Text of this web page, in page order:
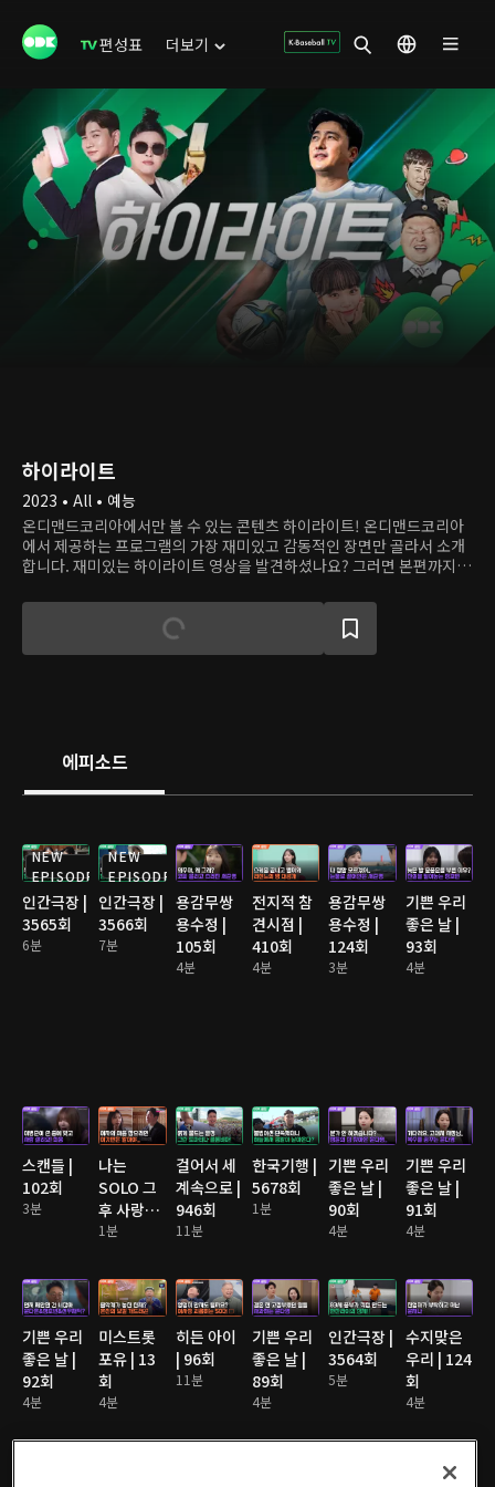
편성표 더보기
하이라이트
2023 • All • 예능
온디맨드코리아에서만 볼 수 있는 콘텐츠 하이라이트! 온디맨드코리아
에서 제공하는 프로그램의 가장 재미있고 감동적인 장면만 골라서 소개
합니다. 재미있는 하이라이트 영상을 발견하셨나요? 그러면 본편까지
에피소드
NEW
EPISODE
인간극장 |
3565회
6분
NEW
EPISODE
인간극장 |
3566회
7분
용감무쌍
용수정 |
105회
4분
전지적 참
견시점 |
410회
4분
용감무쌍
용수정 |
124회
3분
기쁜 우리
좋은 날 |
93회
4분
스캔들 |
102회
3분
나는
SOLO 그
후 사랑은
계속된다
1분
걸어서 세
계속으로 |
946회
11분
한국기행 |
5678회
1분
기쁜 우리
좋은 날 |
90회
4분
기쁜 우리
좋은 날 |
91회
4분
기쁜 우리
좋은 날 |
92회
4분
미스트롯
포유 | 13
회
4분
히든 아이
| 96회
11분
기쁜 우리
좋은 날 |
89회
4분
인간극장 |
3564회
5분
수지맞은
우리 | 124
회
4분